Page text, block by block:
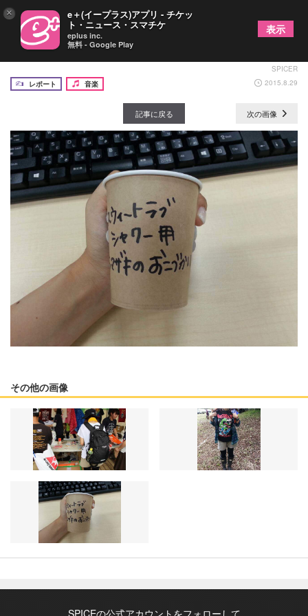
フェスで「イケる」コツ ～その３～の画像1/4
SPICER
レポート
音楽 2015.8.29
記事に戻る 次の画像
その他の画像
SPICEの公式アカウントをフォローして
× e＋(イープラス)アプリ - チケッ
ト・ニュース・スマチケ
eplus inc.
無料 - Google Play
表示